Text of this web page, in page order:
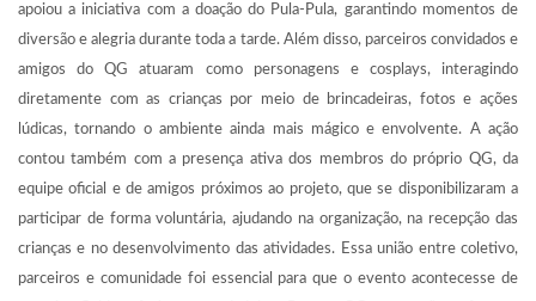
apoiou a iniciativa com a doação do Pula-Pula, garantindo momentos de
diversão e alegria durante toda a tarde. Além disso, parceiros convidados e
amigos do QG atuaram como personagens e cosplays, interagindo
diretamente com as crianças por meio de brincadeiras, fotos e ações
lúdicas, tornando o ambiente ainda mais mágico e envolvente. A ação
contou também com a presença ativa dos membros do próprio QG, da
equipe oficial e de amigos próximos ao projeto, que se disponibilizaram a
participar de forma voluntária, ajudando na organização, na recepção das
crianças e no desenvolvimento das atividades. Essa união entre coletivo,
parceiros e comunidade foi essencial para que o evento acontecesse de